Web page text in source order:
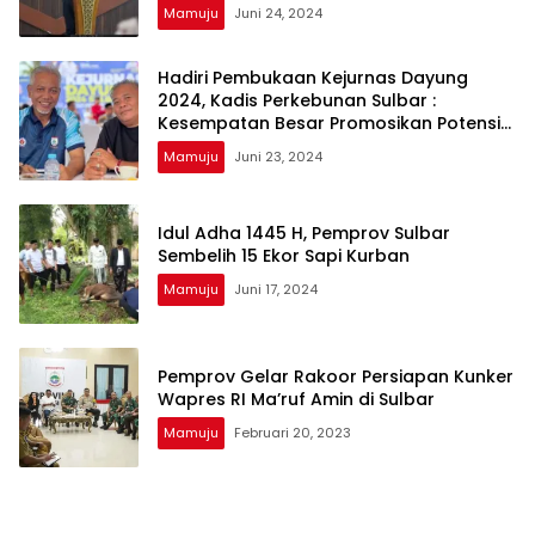
Mamuju Juni 24, 2024
Hadiri Pembukaan Kejurnas Dayung
2024, Kadis Perkebunan Sulbar :
Kesempatan Besar Promosikan Potensi
Dayung dan Nilai-Nilai Olahraga di
Sulbar
Mamuju Juni 23, 2024
Idul Adha 1445 H, Pemprov Sulbar
Sembelih 15 Ekor Sapi Kurban
Mamuju Juni 17, 2024
Pemprov Gelar Rakoor Persiapan Kunker
Wapres RI Ma’ruf Amin di Sulbar
Mamuju Februari 20, 2023